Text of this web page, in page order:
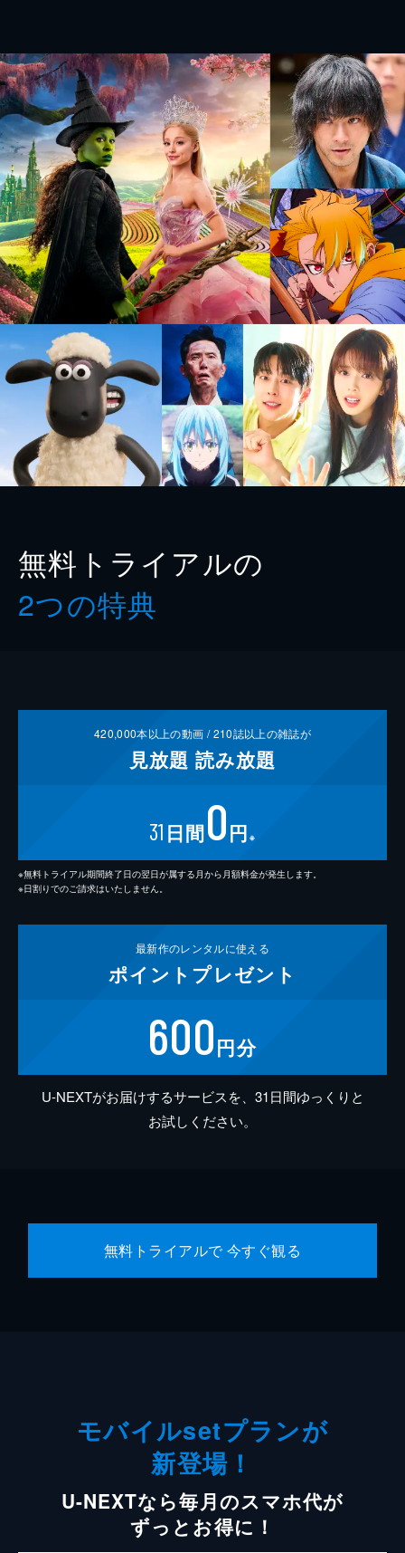
無料トライアルの
2つの特典
420,000本以上の動画 /210誌以上の雑誌が
見放題 読み放題
31 日間0円 ※
※無料トライアル期間終了日の翌日が属する月から月額料金が発生します。
※日割りでのご請求はいたしません。
最新作のレンタルに使える
ポイント プレゼント
600円分
U-NEXTがお届けするサービスを、31日間ゆっくりと
お試しください。
無料トライアルで 今すぐ観る
モバイルsetプランが
新登場！
U-NEXTなら毎月のスマホ代が
ずっとお得に！